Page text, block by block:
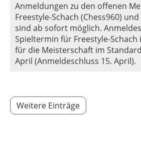
Anmeldungen zu den offenen
Freestyle-Schach (Chess960)
sind ab sofort möglich.
Spieltermin für Freestyle-Schach
für die Meisterschaft im
April (Anmeldeschluss 15. April).
Weitere Einträge